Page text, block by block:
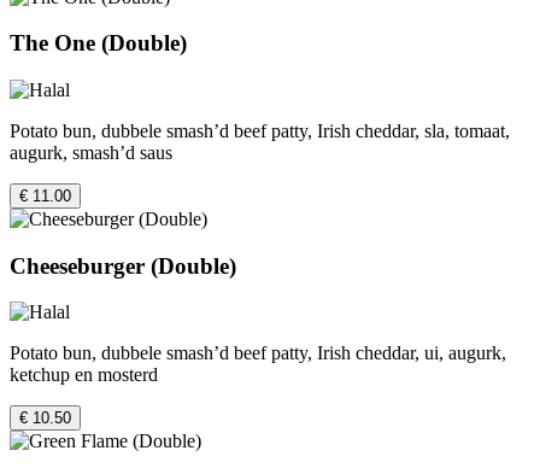
The One (Double)
Potato bun, dubbele smash’d beef patty, Irish cheddar, sla, tomaat,
augurk, smash’d saus
€ 11.00
Cheeseburger (Double)
Potato bun, dubbele smash’d beef patty, Irish cheddar, ui, augurk,
ketchup en mosterd
€ 10.50